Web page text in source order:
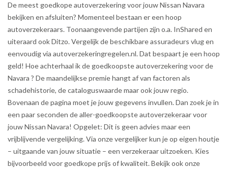
De meest goedkope autoverzekering voor jouw Nissan Navara
bekijken en afsluiten? Momenteel bestaan er een hoop
autoverzekeraars. Toonaangevende partijen zijn o.a. InShared en
uiteraard ook Ditzo. Vergelijk de beschikbare assuradeurs vlug en
eenvoudig via autoverzekeringregelen.nl. Dat bespaart je een hoop
geld! Hoe achterhaal ik de goedkoopste autoverzekering voor de
Navara ? De maandelijkse premie hangt af van factoren als
schadehistorie, de cataloguswaarde maar ook jouw regio.
Bovenaan de pagina moet je jouw gegevens invullen. Dan zoek je in
een paar seconden de aller-goedkoopste autoverzekeraar voor
jouw Nissan Navara! Opgelet: Dit is geen advies maar een
vrijblijvende vergelijking. Via onze vergelijker kun je op eigen houtje
– uitgaande van jouw situatie – een verzekeraar uitzoeken. Kies
bijvoorbeeld voor goedkope prijs of kwaliteit. Bekijk ook onze